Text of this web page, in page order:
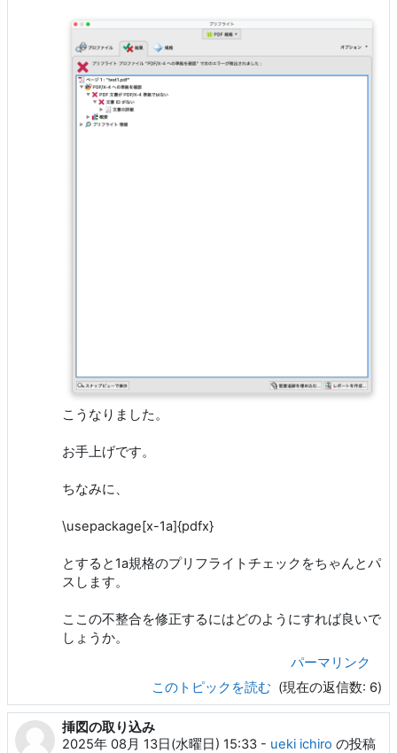
こうなりました。
お手上げです。
ちなみに、
\usepackage[x-1a]{pdfx}
とすると1a規格のプリフライトチェックをちゃんとパ
スします。
ここの不整合を修正するにはどのようにすれば良いで
しょうか。
パーマリンク
このトピックを読む (現在の返信数: 6)
挿図の取り込み
2025年 08月 13日(水曜日) 15:33 - ueki ichiro の投稿